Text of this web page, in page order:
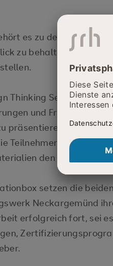
es zu den Aufgaben
zu behalten und nach
Thinking Sessions ist
und
präsentieren. Für die
Teilnehmer mit
den Themen
setzen die
Neckargemünd
erfolgreich fort, sei